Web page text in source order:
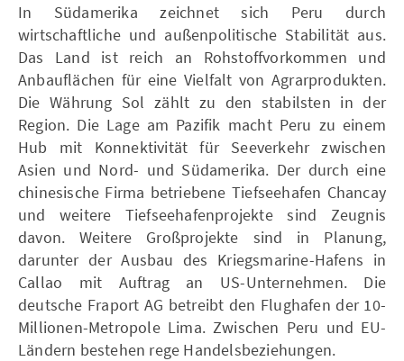
In Südamerika zeichnet sich Peru durch
wirtschaftliche und außenpolitische Stabilität aus.
Das Land ist reich an Rohstoffvorkommen und
Anbauflächen für eine Vielfalt von Agrarprodukten.
Die Währung Sol zählt zu den stabilsten in der
Region. Die Lage am Pazifik macht Peru zu einem
Hub mit Konnektivität für Seeverkehr zwischen
Asien und Nord- und Südamerika. Der durch eine
chinesische Firma betriebene Tiefseehafen Chancay
und weitere Tiefseehafenprojekte sind Zeugnis
davon. Weitere Großprojekte sind in Planung,
darunter der Ausbau des Kriegsmarine-Hafens in
Callao mit Auftrag an US-Unternehmen. Die
deutsche Fraport AG betreibt den Flughafen der 10-
Millionen-Metropole Lima. Zwischen Peru und EU-
Ländern bestehen rege Handelsbeziehungen.